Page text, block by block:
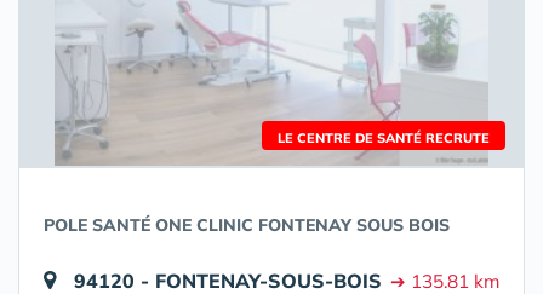
LE CENTRE DE SANTÉ RECRUTE
POLE SANTÉ ONE CLINIC FONTENAY SOUS BOIS
94120 - FONTENAY-SOUS-BOIS ➔ 135.81 km